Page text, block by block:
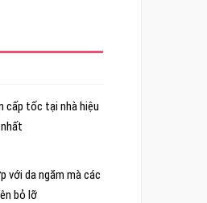
cấp tốc tại nhà hiệu
với da ngăm mà các
bỏ lỡ